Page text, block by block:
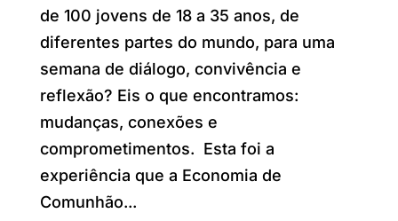
de 100 jovens de 18 a 35 anos, de
diferentes partes do mundo, para uma
semana de diálogo, convivência e
reflexão? Eis o que encontramos:
mudanças, conexões e
comprometimentos. Esta foi a
experiência que a Economia de
Comunhão...